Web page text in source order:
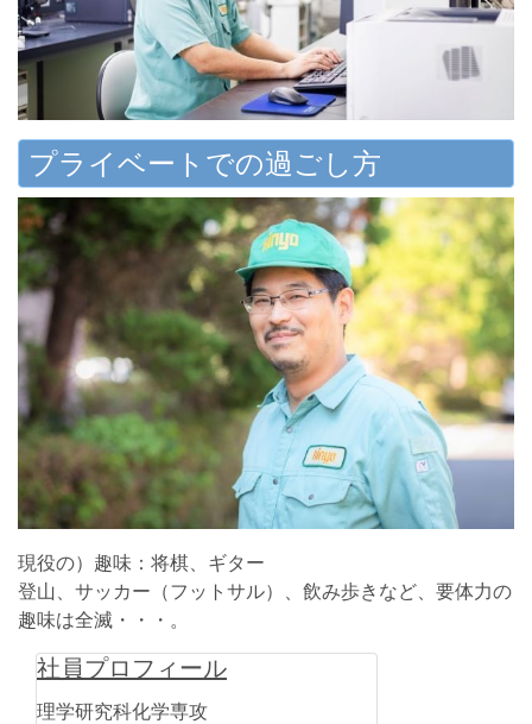
プライベートでの過ごし方
現役の）趣味：将棋、ギター
登山、サッカー（フットサル）、飲み歩きなど、要体力の
趣味は全滅・・・。
社員プロフィール
理学研究科化学専攻